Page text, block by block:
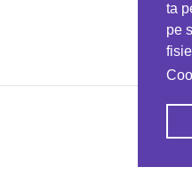
ta
pe
reducere la orice comandă
EATNTRACK